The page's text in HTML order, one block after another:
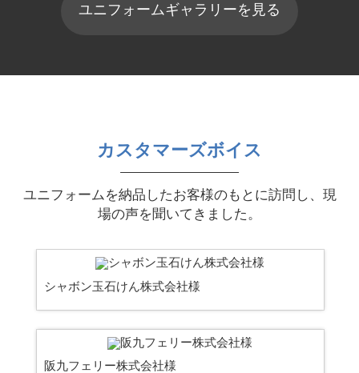
ユニフォームギャラリーを見る
カスタマーズボイス
ユニフォームを納品したお客様のもとに訪問し、現
場の声を聞いてきました。
シャボン玉石けん株式会社様
阪九フェリー株式会社様